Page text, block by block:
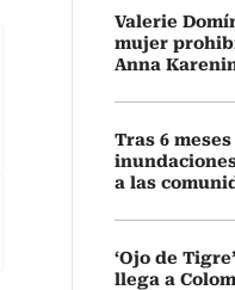
Valerie
mujer
Anna
Tras 6
a las
‘Ojo de
llega a